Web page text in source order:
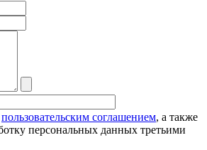
пользовательским соглашением, а также
персональных данных третьими